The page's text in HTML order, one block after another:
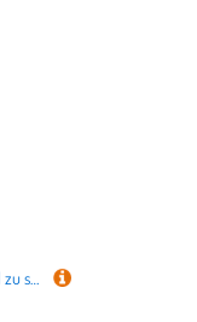
Gungtj Katzenstreuschaufel, schnell zu sieben, stabiler Abfallheber, bequemer Griff, leicht zu reinigen, perfekt für Innen- und Außenboxen